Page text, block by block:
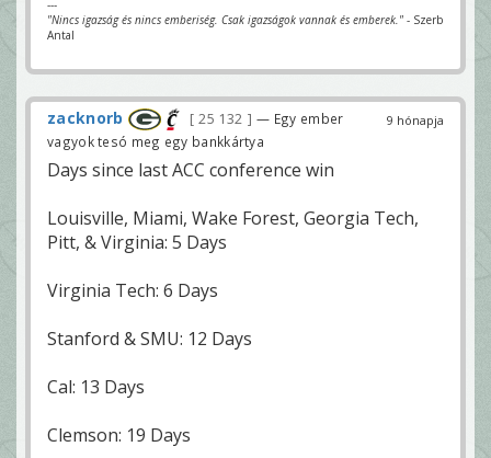
---
"Nincs igazság és nincs emberiség. Csak igazságok vannak és emberek." - Szerb
Antal
9 hónapja
zacknorb 25 132
— Egy ember
vagyok tesó meg egy bankkártya
Days since last ACC conference win
Louisville, Miami, Wake Forest, Georgia Tech,
Pitt, & Virginia: 5 Days
Virginia Tech: 6 Days
Stanford & SMU: 12 Days
Cal: 13 Days
Clemson: 19 Days